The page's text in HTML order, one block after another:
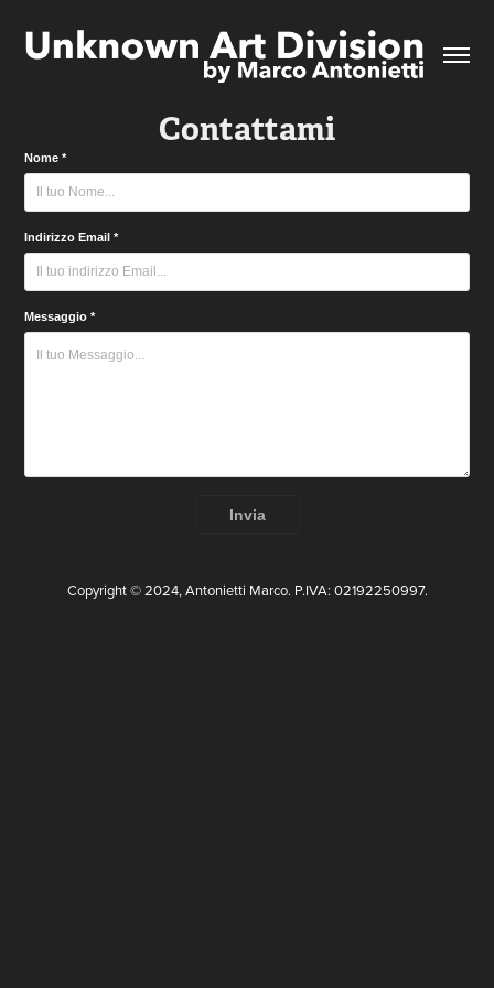
Contattami
Nome *
Indirizzo Email *
Messaggio *
Invia
Copyright © 2024, Antonietti Marco. P.IVA: 02192250997.